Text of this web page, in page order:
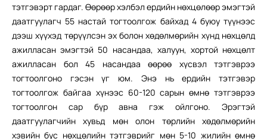
тэтгэвэрт гардаг. Өөрөөр хэлбэл ердийн нөхцөлөөр эмэгтэй
даатгуулагч 55 настай тогтоолгож байхад 4 буюу түүнээс
дээш хүүхэд төрүүлсэн эх болон хөдөлмөрийн хүнд нөхцөлд
ажилласан эмэгтэй 50 насандаа, халуун, хортой нөхцөлт
ажилласан бол 45 насандаа өөрөө хүсвэл тэтгэврээ
тогтоолгоно гэсэн үг юм. Энэ нь ердийн тэтгэвэр
тогтоолгож байгаа хүнээс 60-120 сарын өмнө тэтгэврээ
тогтоолгон сар бүр авна гэж ойлгоно. Эрэгтэй
даатгуулагчийн хувьд мөн олон төрлийн хөдөлмөрийн
хэвийн бус нөхцөлийн тэтгэврийг мөн 5-10 жилийн өмнө